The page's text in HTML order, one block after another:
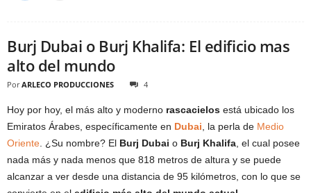
Burj Dubai o Burj Khalifa: El edificio mas
alto del mundo
Por ARLECO PRODUCCIONES 4
Hoy por hoy, el más alto y moderno rascacielos está ubicado los
Emiratos Árabes, específicamente en Dubai, la perla de Medio
Oriente. ¿Su nombre? El Burj Dubai o Burj Khalifa, el cual posee
nada más y nada menos que 818 metros de altura y se puede
alcanzar a ver desde una distancia de 95 kilómetros, con lo que se